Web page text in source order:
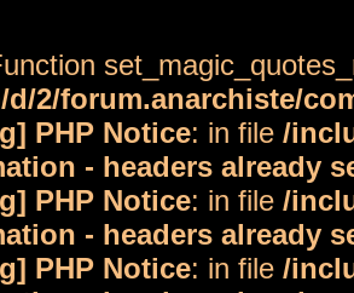
2/forum.anarchiste/
PHP Notice: in file /
- headers already
PHP Notice: in file /
- headers already
PHP Notice: in file /